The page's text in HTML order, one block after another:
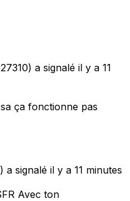
a signalé il y a 11
ça fonctionne pas
a signalé il y a 11 minutes
Avec ton